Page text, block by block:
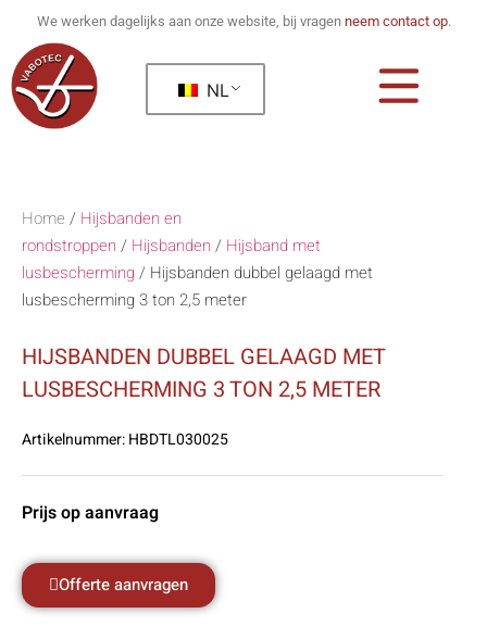
We werken dagelijks aan onze website, bij vragen neem contact op.
NL
Home / Hijsbanden en
rondstroppen / Hijsbanden / Hijsband met
lusbescherming / Hijsbanden dubbel gelaagd met
lusbescherming 3 ton 2,5 meter
HIJSBANDEN DUBBEL GELAAGD MET
LUSBESCHERMING 3 TON 2,5 METER
Artikelnummer:HBDTL030025
Prijs op aanvraag
Offerte aanvragen